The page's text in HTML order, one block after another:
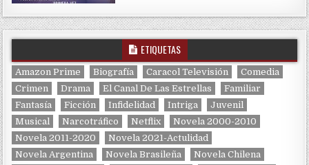
ETIQUETAS
Amazon Prime Biografía Caracol Televisión
Comedia
Crimen
Drama El Canal De Las Estrellas
Familiar
Fantasía
Ficción Infidelidad Intriga
Juvenil
Musical
Narcotráfico Netflix
Novela 2000-2010
Novela 2011-2020
Novela 2021-Actulidad
Novela Argentina
Novela Brasileña
Novela Chilena